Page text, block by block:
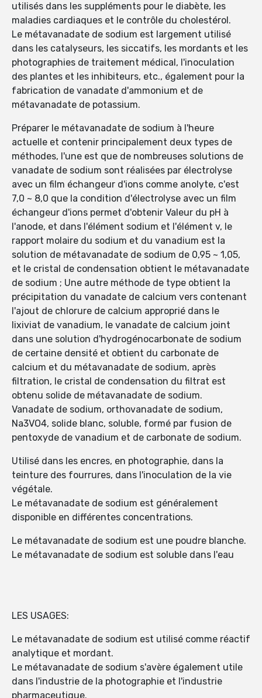
utilisés dans les suppléments pour le diabète, les
maladies cardiaques et le contrôle du cholestérol.
Le métavanadate de sodium est largement utilisé
dans les catalyseurs, les siccatifs, les mordants et les
photographies de traitement médical, l'inoculation
des plantes et les inhibiteurs, etc., également pour la
fabrication de vanadate d'ammonium et de
métavanadate de potassium.
Préparer le métavanadate de sodium à l'heure
actuelle et contenir principalement deux types de
méthodes, l'une est que de nombreuses solutions de
vanadate de sodium sont réalisées par électrolyse
avec un film échangeur d'ions comme anolyte, c'est
7,0 ~ 8,0 que la condition d'électrolyse avec un film
échangeur d'ions permet d'obtenir Valeur du pH à
l'anode, et dans l'élément sodium et l'élément v, le
rapport molaire du sodium et du vanadium est la
solution de métavanadate de sodium de 0,95 ~ 1,05,
et le cristal de condensation obtient le métavanadate
de sodium ; Une autre méthode de type obtient la
précipitation du vanadate de calcium vers contenant
l'ajout de chlorure de calcium approprié dans le
lixiviat de vanadium, le vanadate de calcium joint
dans une solution d'hydrogénocarbonate de sodium
de certaine densité et obtient du carbonate de
calcium et du métavanadate de sodium, après
filtration, le cristal de condensation du filtrat est
obtenu solide de métavanadate de sodium.
Vanadate de sodium, orthovanadate de sodium,
Na3VO4, solide blanc, soluble, formé par fusion de
pentoxyde de vanadium et de carbonate de sodium.
Utilisé dans les encres, en photographie, dans la
teinture des fourrures, dans l'inoculation de la vie
végétale.
Le métavanadate de sodium est généralement
disponible en différentes concentrations.
Le métavanadate de sodium est une poudre blanche.
Le métavanadate de sodium est soluble dans l'eau
LES USAGES:
Le métavanadate de sodium est utilisé comme réactif
analytique et mordant.
Le métavanadate de sodium s'avère également utile
dans l'industrie de la photographie et l'industrie
pharmaceutique.